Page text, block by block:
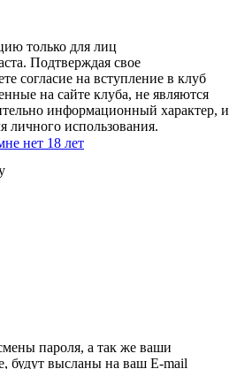
только для лиц
Подтверждая свое
согласие на вступление в клуб
на сайте клуба, не являются
информационный характер, и
личного использования.
нет 18 лет
пароля, а так же ваши
будут высланы на ваш E-mail